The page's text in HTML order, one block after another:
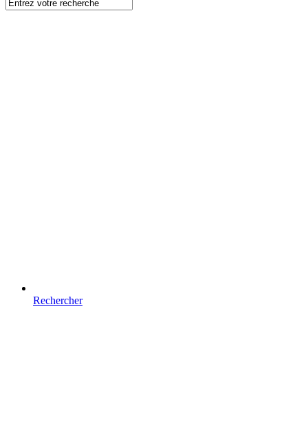
Rechercher